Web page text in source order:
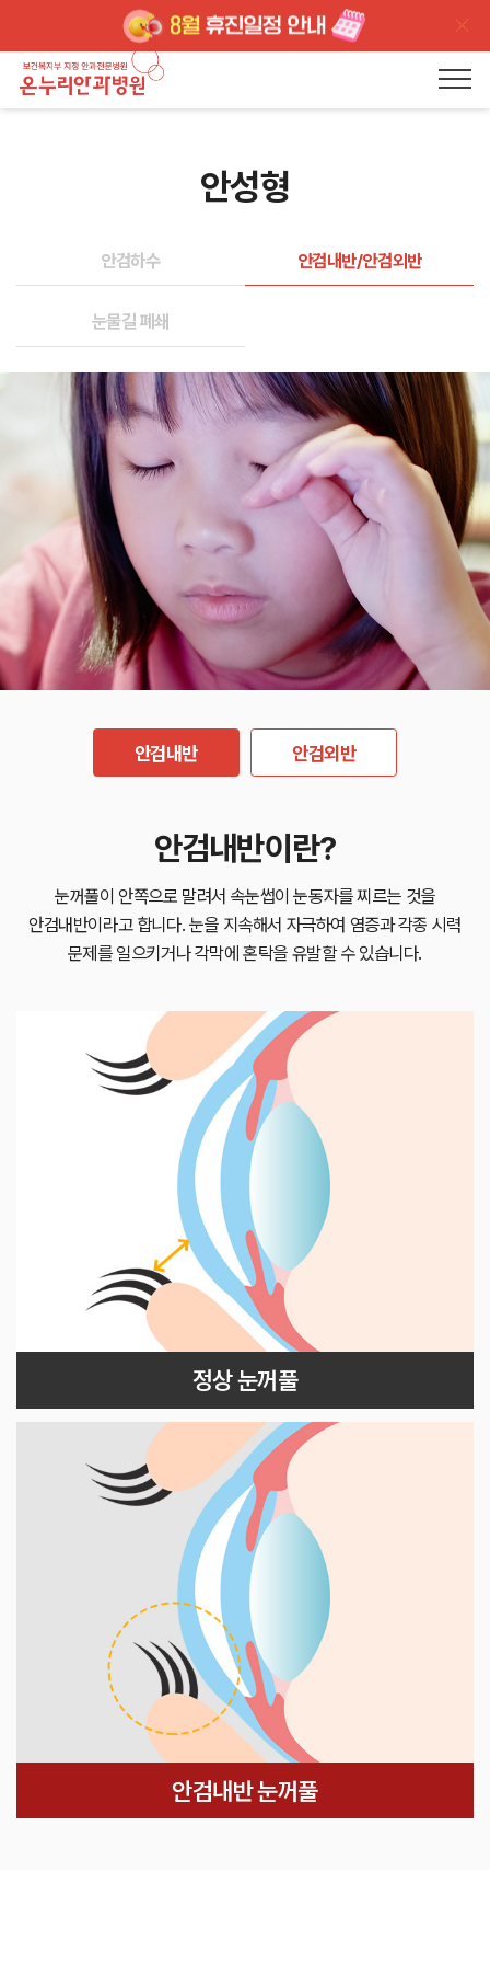
안성형
안검하수 안검내반/안검외반
눈물길 폐쇄
안검내반 안검외반
안검내반이란?
눈꺼풀이 안쪽으로 말려서 속눈썹이 눈동자를 찌르는 것을
안검내반이라고 합니다. 눈을 지속해서 자극하여 염증과 각종 시력
문제를 일으키거나 각막에 혼탁을 유발할 수 있습니다.
정상 눈꺼풀
안검내반 눈꺼풀